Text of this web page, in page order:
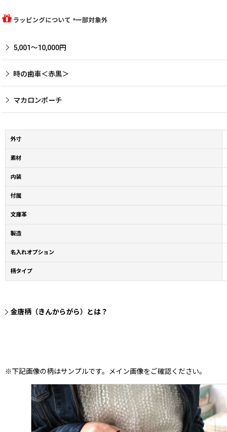
ラッピングについて *一部対象外
5,001〜10,000円
時の歯車＜赤黒＞
マカロンポーチ
外寸
素材
内装
付属
文庫革
製造
名入れオプション
柄タイプ
金唐柄（きんからがら）とは？
※下記画像の柄はサンプルです。メイン画像をご確認ください。